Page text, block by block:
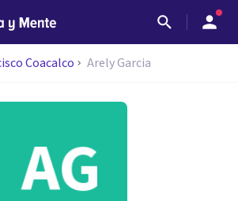
Coacalco Arely Garcia